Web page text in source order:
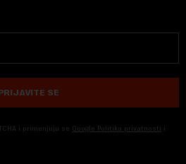
SE
i primenjuju se Google Politika privatnosti i